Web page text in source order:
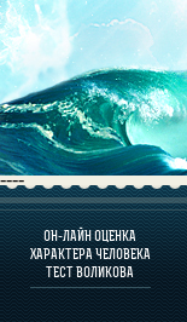
----
ОН-ЛАЙН ОЦЕНКА
ХАРАКТЕРА ЧЕЛОВЕКА
ТЕСТ ВОЛИКОВА
ОЦЕНКА